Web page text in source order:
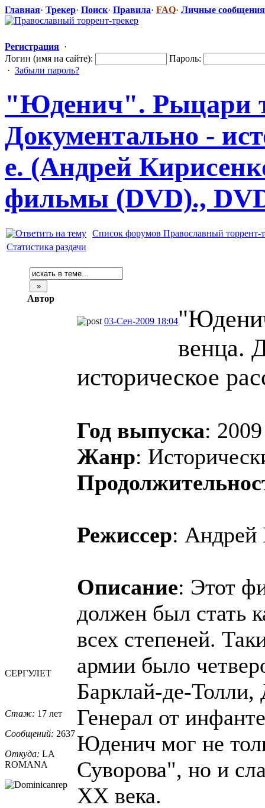
Главная· Трекер· Поиск· Правила· FAQ· Личные сообщения
Регистрация ·
Логин (имя на сайте):
Пароль:
· Забыли пароль?
"Юденич". Рыцари
Документальн​о -
е. (Андрей
фильмы (DVD).,
Список форумов Православный торрент-
Статистика раздачи
Автор
СЕРГУЛЕТ
Стаж: 17 лет
Сообщений: 2637
Откуда: LA
ROMANA
03-Сен-2009 18:04
венца.
историческое
Год выпуска: 2009
Жанр:
Режиссер: Андрей
Описание: Этот
должен был стать
всех степеней.
армии было
Барклай-де-
Генерал от
Юденич мог не
Суворова", но и
XX века.